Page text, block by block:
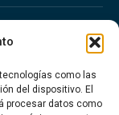
como las
del dispositivo. El
procesar datos como